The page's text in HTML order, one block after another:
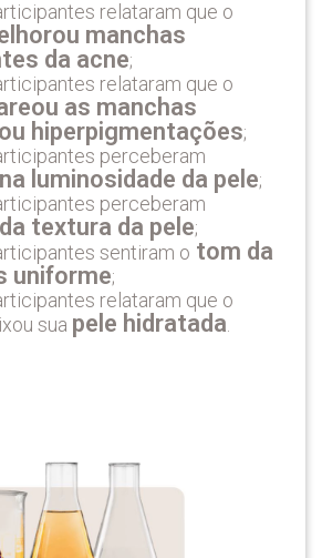
relataram que o
manchas
da acne;
relataram que o
as manchas
hiperpigmentações;
perceberam
luminosidade da pele;
perceberam
textura da pele;
sentiram o tom da
uniforme;
relataram que o
sua pele hidratada